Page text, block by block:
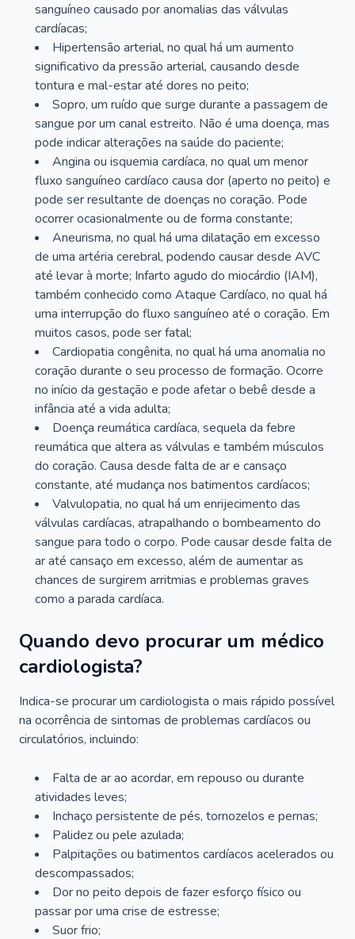
sanguíneo causado por anomalias das válvulas
cardíacas;
Hipertensão arterial, no qual há um aumento
significativo da pressão arterial, causando desde
tontura e mal-estar até dores no peito;
Sopro, um ruído que surge durante a passagem de
sangue por um canal estreito. Não é uma doença, mas
pode indicar alterações na saúde do paciente;
Angina ou isquemia cardíaca, no qual um menor
fluxo sanguíneo cardíaco causa dor (aperto no peito) e
pode ser resultante de doenças no coração. Pode
ocorrer ocasionalmente ou de forma constante;
Aneurisma, no qual há uma dilatação em excesso
de uma artéria cerebral, podendo causar desde AVC
até levar à morte; Infarto agudo do miocárdio (IAM),
também conhecido como Ataque Cardíaco, no qual há
uma interrupção do fluxo sanguíneo até o coração. Em
muitos casos, pode ser fatal;
Cardiopatia congênita, no qual há uma anomalia no
coração durante o seu processo de formação. Ocorre
no início da gestação e pode afetar o bebê desde a
infância até a vida adulta;
Doença reumática cardíaca, sequela da febre
reumática que altera as válvulas e também músculos
do coração. Causa desde falta de ar e cansaço
constante, até mudança nos batimentos cardíacos;
Valvulopatia, no qual há um enrijecimento das
válvulas cardíacas, atrapalhando o bombeamento do
sangue para todo o corpo. Pode causar desde falta de
ar até cansaço em excesso, além de aumentar as
chances de surgirem arritmias e problemas graves
como a parada cardíaca.
Quando devo procurar um médico
cardiologista?
Indica-se procurar um cardiologista o mais rápido possível
na ocorrência de sintomas de problemas cardíacos ou
circulatórios, incluindo:
Falta de ar ao acordar, em repouso ou durante
atividades leves;
Inchaço persistente de pés, tornozelos e pernas;
Palidez ou pele azulada;
Palpitações ou batimentos cardíacos acelerados ou
descompassados;
Dor no peito depois de fazer esforço físico ou
passar por uma crise de estresse;
Suor frio;